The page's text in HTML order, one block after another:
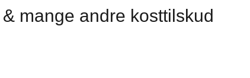
mange andre kosttilskud